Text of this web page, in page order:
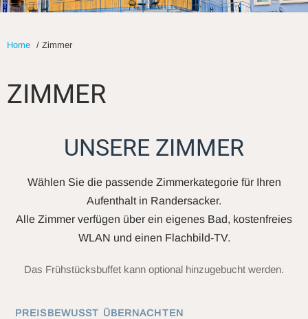
Home / Zimmer
ZIMMER
UNSERE ZIMMER
Wählen Sie die passende Zimmerkategorie für Ihren
Aufenthalt in Randersacker.
Alle Zimmer verfügen über ein eigenes Bad, kostenfreies
WLAN und einen Flachbild-TV.
Das Frühstücksbuffet kann optional hinzugebucht werden.
PREISBEWUSST ÜBERNACHTEN